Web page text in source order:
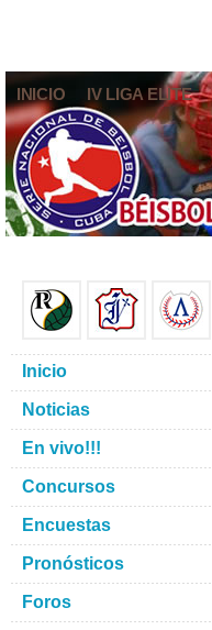
INICIO IV LIGA ELITE
Inicio
Noticias
En vivo!!!
Concursos
Encuestas
Pronósticos
Foros